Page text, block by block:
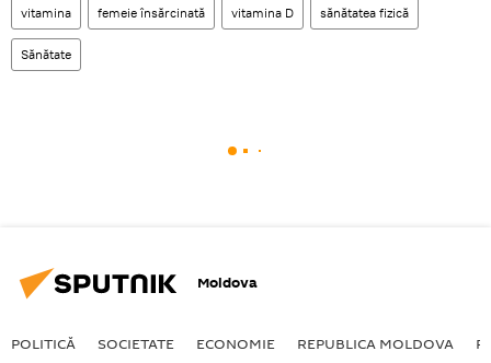
vitamina femeie însărcinată vitamina D sănătatea fizică
Sănătate
Moldova
POLITICĂ SOCIETATE ECONOMIE REPUBLICA MOLDOVA